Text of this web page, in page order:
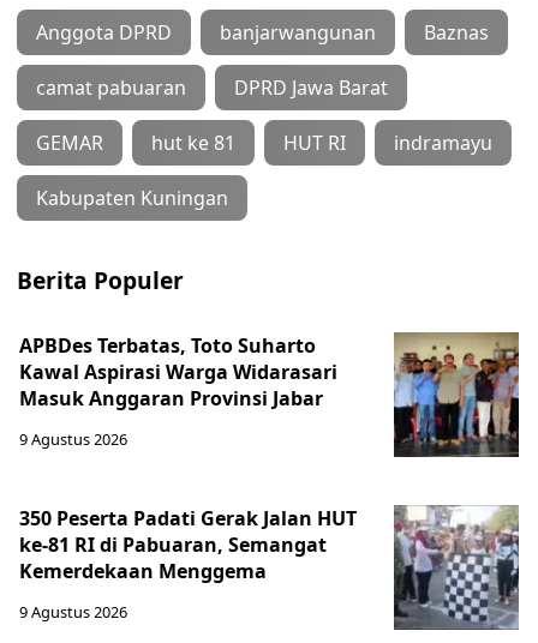
Anggota DPRD banjarwangunan Baznas
camat pabuaran DPRD Jawa Barat
GEMAR hut ke 81 HUT RI indramayu
Kabupaten Kuningan
Berita Populer
APBDes Terbatas, Toto Suharto
Kawal Aspirasi Warga Widarasari
Masuk Anggaran Provinsi Jabar
9 Agustus 2026
350 Peserta Padati Gerak Jalan HUT
ke-81 RI di Pabuaran, Semangat
Kemerdekaan Menggema
9 Agustus 2026